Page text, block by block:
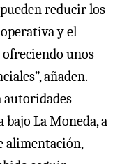
reducir los
y el
unos
añaden.
autoridades
bajo La Moneda, a
alimentación,